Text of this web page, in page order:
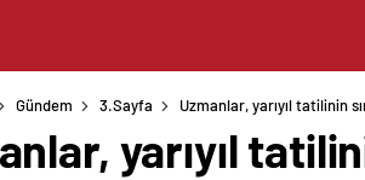
Gündem 3.Sayfa Uzmanlar, yarıyıl tatilinin
yarıyıl